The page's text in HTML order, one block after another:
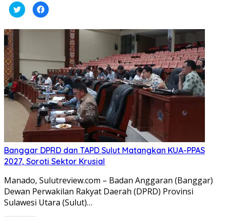
Klik
untuk
berbagi
Twitter(Membuka
Klik
untuk
Facebook(Membuka
Banggar DPRD dan TAPD Sulut Matangkan KUA-PPAS
2027, Soroti Sektor Krusial
Manado, Sulutreview.com – Badan Anggaran (Banggar) ​
Dewan Perwakilan Rakyat Daerah (DPRD) Provinsi
Sulawesi Utara (Sulut)…